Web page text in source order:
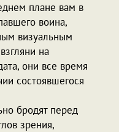
плане вам в
воина,
визуальным
на
они все время
состоявшегося
бродят перед
зрения,